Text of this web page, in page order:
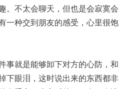
。不太会聊天，但也是会寂寞会
一种交到朋友的感受，心里很饱
事就是能够卸下对方的心防，和
下眼泪，这时说出来的东西都非